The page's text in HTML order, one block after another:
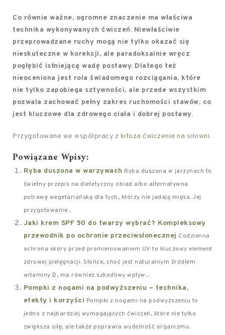
Co równie ważne, ogromne znaczenie ma właściwa
technika wykonywanych ćwiczeń. Niewłaściwie
przeprowadzane ruchy mogą nie tylko okazać się
nieskuteczne w korekcji, ale paradoksalnie wręcz
pogłębić istniejącą wadę postawy. Dlatego też
nieoceniona jest rola świadomego rozciągania, które
nie tylko zapobiega sztywności, ale przede wszystkim
pozwala zachować pełny zakres ruchomości stawów, co
jest kluczowe dla zdrowego ciała i dobrej postawy.
Przygotowane we współpracy z kifoza ćwiczenia na siłowni.
Powiązane Wpisy:
Ryba duszona w warzywach Ryba duszona w jarzynach to
świetny przepis na dietetyczny obiad albo alternatywna
potrawę wegetariańską dla tych, którzy nie jadają mięsa. Jej
przygotowanie...
Jaki krem SPF 50 do twarzy wybrać? Kompleksowy
przewodnik po ochronie przeciwsłonecznej Codzienna
ochrona skóry przed promieniowaniem UV to kluczowy element
zdrowej pielęgnacji. Słońce, choć jest naturalnym źródłem
witaminy D, ma również szkodliwy wpływ...
Pompki z nogami na podwyższeniu – technika,
efekty i korzyści Pompki z nogami na podwyższeniu to
jedno z najbardziej wymagających ćwiczeń, które nie tylko
zwiększa siłę, ale także poprawia wydolność organizmu.